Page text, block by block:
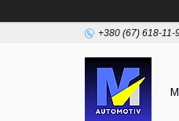
+380 (67) 618-11-